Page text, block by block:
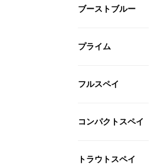
ブーストブルー
プライム
フルスペイ
コンパクトスペイ
トラウトスペイ